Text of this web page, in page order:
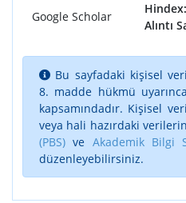
Google Scholar
Hindex:
Alıntı
Bu sayfadaki kişisel
8. madde hükmü
kapsamındadır. Kişisel
veya hali hazırdaki
(PBS) ve Akademik Bilgi
düzenleyebilirsiniz.